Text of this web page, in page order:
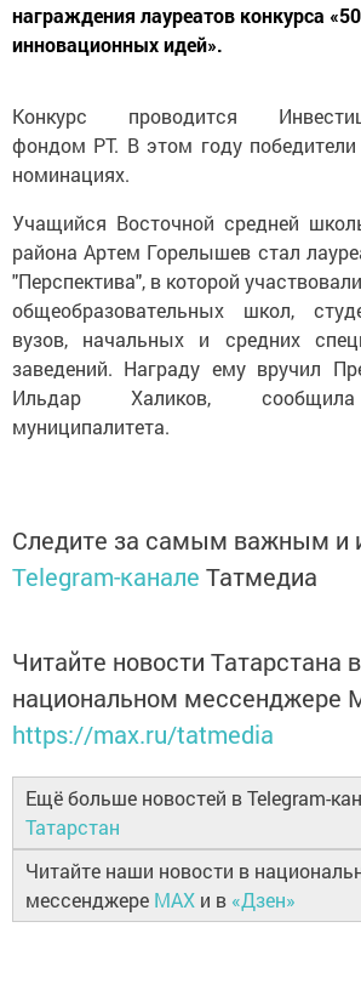
награждения лауреатов конкурса
инновационных идей».
Конкурс проводится
фондом РТ. В этом году
номинациях.
Учащийся Восточной средней
района Артем Горелышев стал
"Перспектива", в которой
общеобразовательных школ,
вузов, начальных и средних
заведений. Награду ему вручил
Ильдар Халиков, сообщила
муниципалитета.
Следите за самым важным и
Telegram-канале Татмедиа
Читайте новости Татарстана в
национальном мессенджере
https://max.ru/tatmedia
Ещё больше новостей в Telegram-
Татарстан
Читайте наши новости в
мессенджере MAX и в «Дзен»